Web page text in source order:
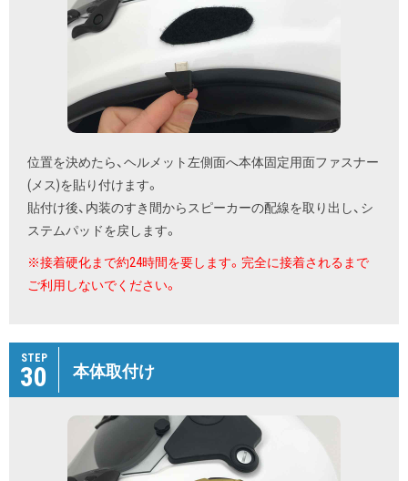
位置を決めたら、ヘルメット左側面へ本体固定用面ファスナー
(メス)を貼り付けます。
貼付け後、内装のすき間からスピーカーの配線を取り出し、シ
ステムパッドを戻します。
※接着硬化まで約24時間を要します。完全に接着されるまで
ご利用しないでください。
STEP
30 本体取付け